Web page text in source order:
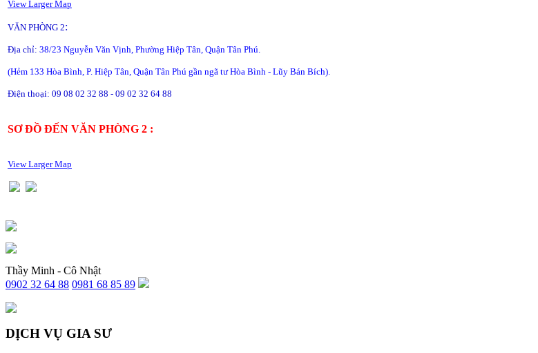
View Larger Map
VĂN PHÒNG 2:
Địa chỉ: 38/23 Nguyễn Văn Vịnh, Phường Hiệp Tân, Quận Tân Phú.
(Hẻm 133 Hòa Bình, P. Hiệp Tân, Quận Tân Phú gần ngã tư Hòa Bình - Lũy Bán Bích).
Điện thoại: 09 08 02 32 88 - 09 02 32 64 88
SƠ ĐỒ ĐẾN VĂN PHÒNG 2 :
View Larger Map
Thầy Minh - Cô Nhật
0902 32 64 88 0981 68 85 89
DỊCH VỤ GIA SƯ